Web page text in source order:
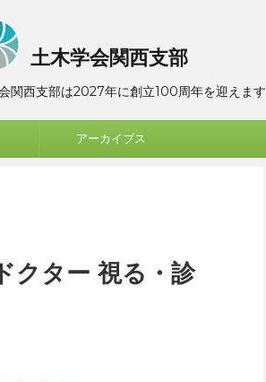
土木学会関西支部
関西支部は2027年に創立100周年を迎えます
アーカイブス
クター 視る・診